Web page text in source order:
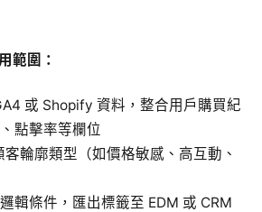
範圍：
或 Shopify 資料，整合用戶購買紀
點擊率等欄位
客輪廓類型（如價格敏感、高互動、
輯條件，匯出標籤至 EDM 或 CRM